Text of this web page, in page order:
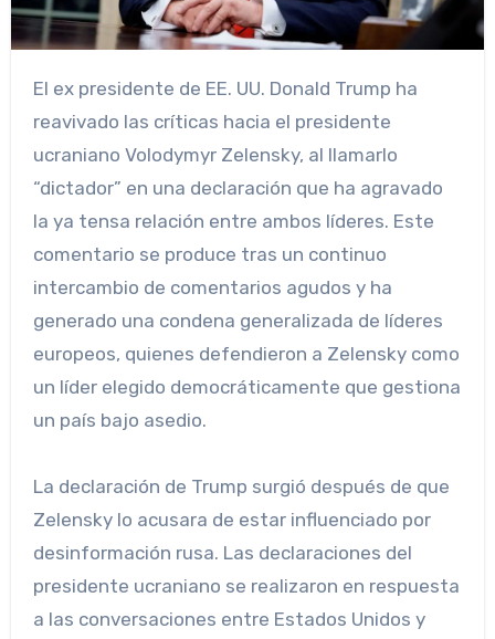
El ex presidente de EE. UU. Donald Trump ha
reavivado las críticas hacia el presidente
ucraniano Volodymyr Zelensky, al llamarlo
“dictador” en una declaración que ha agravado
la ya tensa relación entre ambos líderes. Este
comentario se produce tras un continuo
intercambio de comentarios agudos y ha
generado una condena generalizada de líderes
europeos, quienes defendieron a Zelensky como
un líder elegido democráticamente que gestiona
un país bajo asedio.
La declaración de Trump surgió después de que
Zelensky lo acusara de estar influenciado por
desinformación rusa. Las declaraciones del
presidente ucraniano se realizaron en respuesta
a las conversaciones entre Estados Unidos y